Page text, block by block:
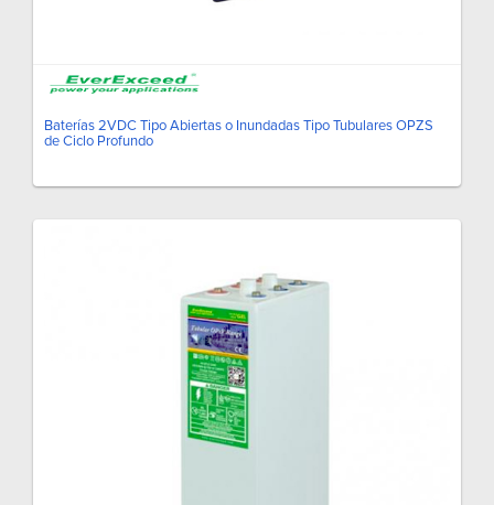
Baterías 2VDC Tipo Abiertas o Inundadas Tipo Tubulares OPZS
de Ciclo Profundo